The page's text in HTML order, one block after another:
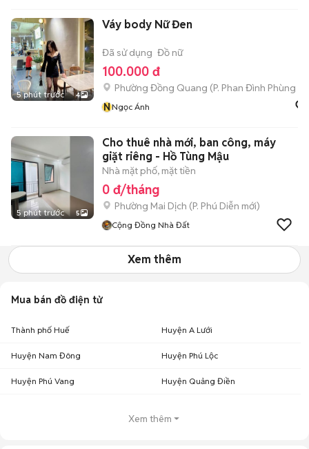
5 phút trước 4
Váy body Nữ Đen
Đã sử dụng Đồ nữ
100.000 đ
Phường Đồng Quang (P. Phan Đình Phùng
NNgọc Ánh
5 phút trước 5
Cho thuê nhà mới, ban công, máy
giặt riêng - Hồ Tùng Mậu
Nhà mặt phố, mặt tiền
0 đ/tháng
Phường Mai Dịch (P. Phú Diễn mới)
Cộng Đồng Nhà Đất
Xem thêm
Mua bán đồ điện tử
Thành phố Huế Huyện A Lưới
Huyện Nam Đông Huyện Phú Lộc
Huyện Phú Vang Huyện Quảng Điền
Xem thêm